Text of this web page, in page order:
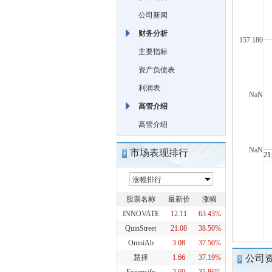
公司
公司新闻
财务分析
主要指标
资产负债表
利润表
高管介绍
高管介绍
市场表现排行
股票名称 最新价
涨幅
INNOVATE
12.11
63.43%
QuinStreet
21.08
38.50%
OmniAb
3.08
37.50%
慧择
1.66
37.19%